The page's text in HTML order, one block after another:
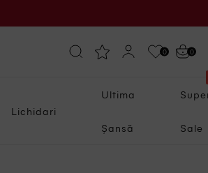
0 0
Lichidari
Ultima
Șansă Sale